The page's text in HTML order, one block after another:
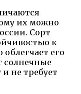
их можно
Сорт
к
его
солнечные
не требует